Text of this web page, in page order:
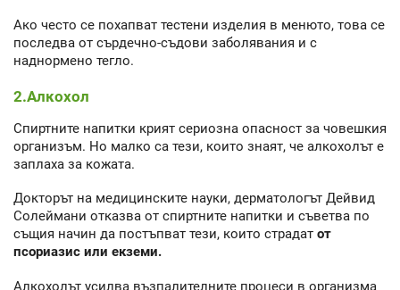
Ако често се похапват тестени изделия в менюто, това се
последва от сърдечно-съдови заболявания и с
наднормено тегло.
2.Алкохол
Спиртните напитки крият сериозна опасност за човешкия
организъм. Но малко са тези, които знаят, че алкохолът е
заплаха за кожата.
Докторът на медицинските науки, дерматологът Дейвид
Солеймани отказва от спиртните напитки и съветва по
същия начин да постъпват тези, които страдат от
псориазис или екземи.
Алкохолът усилва възпалителните процеси в организма